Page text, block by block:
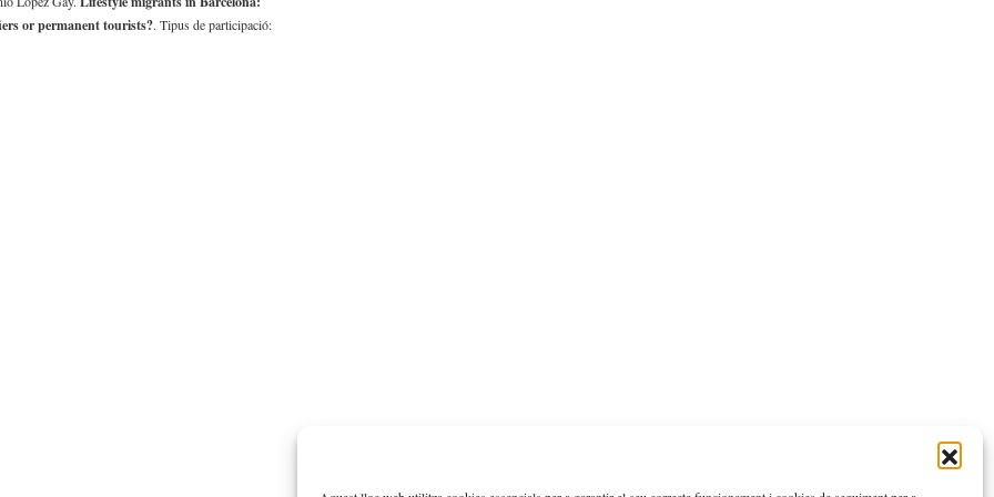
or permanent tourists?. Tipus de participació: